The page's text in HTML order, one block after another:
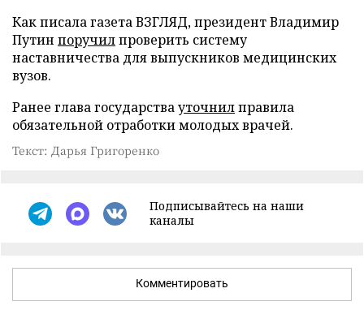
Как писала газета ВЗГЛЯД, президент Владимир
Путин поручилпроверить систему
наставничества для выпускников медицинских
вузов.
Ранее глава государствауточнилправила
обязательной отработки молодых врачей.
Текст: Дарья Григоренко
Подписывайтесь на наши
каналы
Комментировать